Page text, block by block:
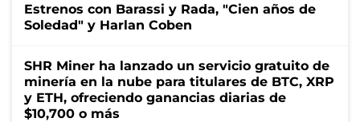
Estrenos con Barassi y Rada, "Cien años de
Soledad" y Harlan Coben
SHR Miner ha lanzado un servicio gratuito de
minería en la nube para titulares de BTC, XRP
y ETH, ofreciendo ganancias diarias de
$10,700 o más